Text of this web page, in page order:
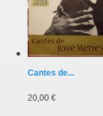
Cantes de...
20,00 €